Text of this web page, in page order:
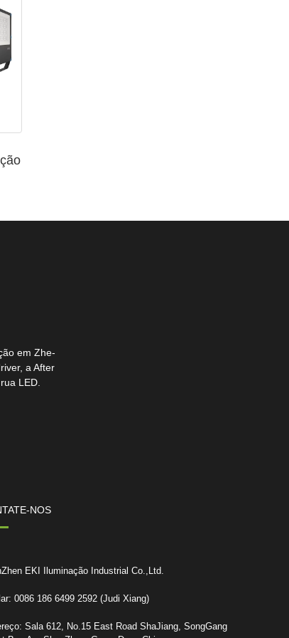
em Zhe-
a After
LED.
NOS
EKI Iluminação Industrial Co.,Ltd.
0086 186 6499 2592 (Judi Xiang)
Sala 612, No.15 East Road ShaJiang, SongGang